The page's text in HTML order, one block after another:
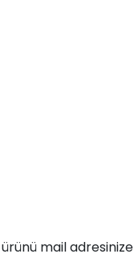
ürünü mail adresinize